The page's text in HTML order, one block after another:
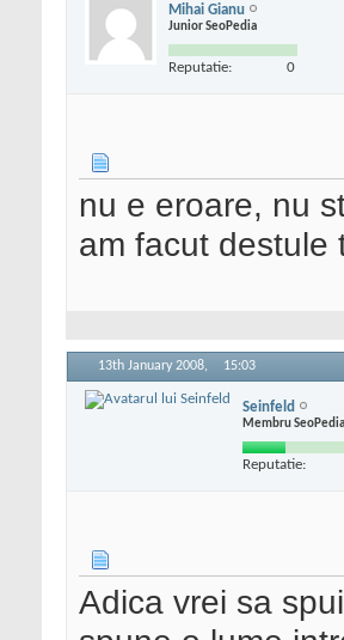
Mihai Gianu
Junior SeoPedia
Reputatie: 0
nu e eroare, nu
am facut destule
13th January 2008, 15:03
Seinfeld
Membru SeoPedia
Reputatie:
Adica vrei sa